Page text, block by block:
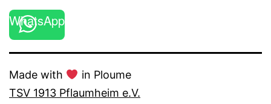
WhatsApp
Made with
in Ploume
TSV 1913 Pflaumheim e.V.